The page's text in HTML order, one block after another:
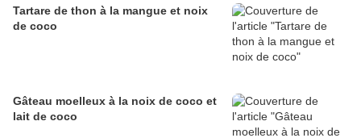
Tartare de thon à la mangue et noix
de coco
Gâteau moelleux à la noix de coco et
lait de coco